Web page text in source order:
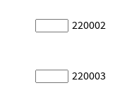
220002
220003